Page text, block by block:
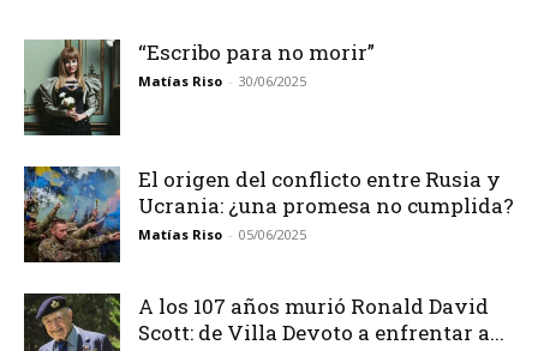
“Escribo para no morir”
Matías Riso - 30/06/2025
El origen del conflicto entre Rusia y
Ucrania: ¿una promesa no cumplida?
Matías Riso - 05/06/2025
A los 107 años murió Ronald David
Scott: de Villa Devoto a enfrentar a...